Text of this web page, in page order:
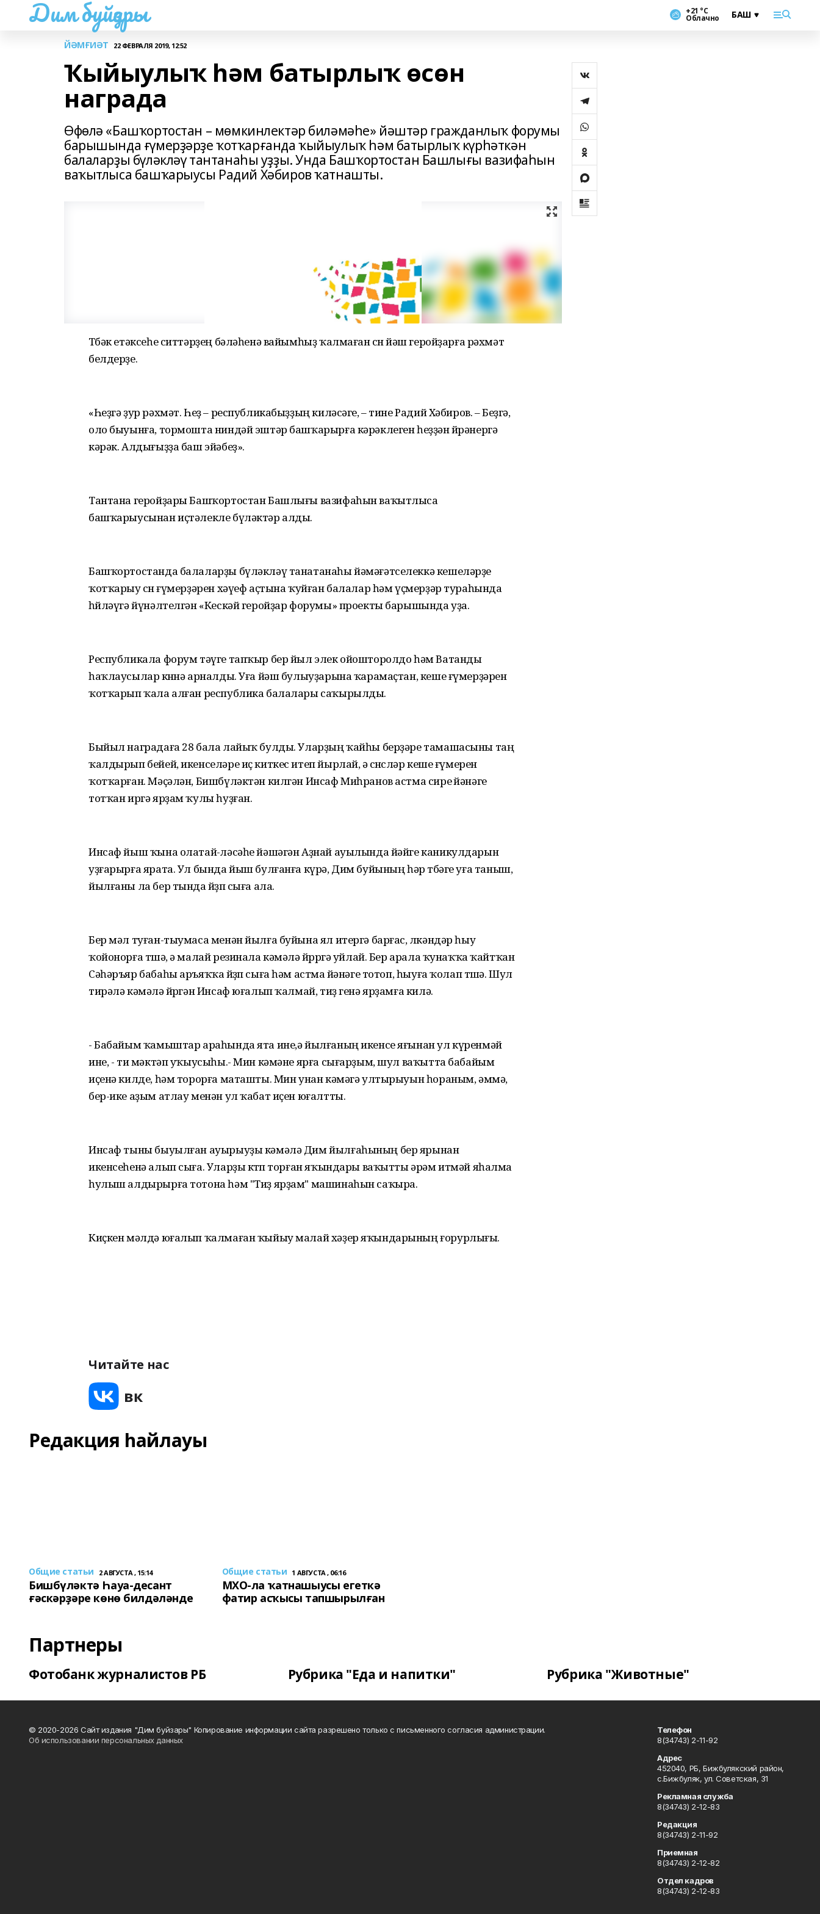
Дим буйҙары +21 °С
Облачно
ЙӘМҒИӘТ 22 ФЕВРАЛЯ 2019, 12:52
Ҡыйыулыҡ һәм батырлыҡ өсөн
награда
Өфөлә «Башҡортостан – мөмкинлектәр биләмәһе» йәштәр гражданлыҡ форумы
барышында ғүмерҙәрҙе ҡотҡарғанда ҡыйыулыҡ һәм батырлыҡ күрһәткән
балаларҙы бүләкләү тантанаһы уҙҙы. Унда Башҡортостан Башлығы вазифаһын
ваҡытлыса башҡарыусы Радий Хәбиров ҡатнашты.
Төбәк етәксеһе ситтәрҙең бәләһенә вайымһыҙ ҡалмаған өсөн йәш геройҙарға рәхмәт
белдерҙе.
«Һеҙгә ҙур рәхмәт. Һеҙ – республикабыҙҙың киләсәге, – тине Радий Хәбиров. – Беҙгә,
оло быуынға, тормошта ниндәй эштәр башҡарырға кәрәклеген һеҙҙән өйрәнергә
кәрәк. Алдығыҙҙа баш эйәбеҙ».
Тантана геройҙары Башҡортостан Башлығы вазифаһын ваҡытлыса
башҡарыусынан иҫтәлекле бүләктәр алды.
Башҡортостанда балаларҙы бүләкләү танатанаһы йәмәғәтселеккә кешеләрҙе
ҡотҡарыу өсөн ғүмерҙәрен хәүеф аҫтына ҡуйған балалар һәм үҫмерҙәр тураһында
һөйләүгә йүнәлтелгән «Кескәй геройҙар форумы» проекты барышында уҙа.
Республикала форум тәүге тапҡыр бер йыл элек ойошторолдо һәм Ватанды
һаҡлаусылар көнөнә арналды. Уға йәш булыуҙарына ҡарамаҫтан, кеше ғүмерҙәрен
ҡотҡарып ҡала алған республика балалары саҡырылды.
Быйыл наградаға 28 бала лайыҡ булды. Уларҙың ҡайһы берҙәре тамашасыны таң
ҡалдырып бейей, икенселәре иҫ киткес итеп йырлай, ә өсөнсөләр кеше ғүмерен
ҡотҡарған. Мәҫәлән, Бишбүләктән килгән Инсаф Миһранов астма сире өйәнәге
тотҡан иргә ярҙам ҡулы һуҙған.
Инсаф йыш ҡына олатай-өләсәһе йәшәгән Аҙнай ауылында йәйге каникулдарын
уҙғарырға ярата. Ул бында йыш булғанға күрә, Дим буйының һәр төбәге уға таныш,
йылғаны ла бер тында йөҙөп сыға ала.
Бер мәл туған-тыумаса менән йылға буйына ял итергә барғас, өлкәндәр һыу
ҡойонорға төшә, ә малай резинала кәмәлә йөрөргә уйлай. Бер арала ҡунаҡҡа ҡайтҡан
Сәһәръяр бабаһы аръяҡҡа йөҙөп сыға һәм астма өйәнәге тотоп, һыуға ҡолап төшә. Шул
тирәлә кәмәлә йөрөгән Инсаф юғалып ҡалмай, тиҙ генә ярҙамға килә.
- Бабайым ҡамыштар араһында ята ине,ә йылғаның икенсе яғынан ул күренмәй
ине, - ти мәктәп уҡыусыһы.- Мин кәмәне ярға сығарҙым, шул ваҡытта бабайым
иҫенә килде, һәм торорға маташты. Мин унан кәмәгә ултырыуын һораным, әммә,
бер-ике аҙым атлау менән ул ҡабат иҫен юғалтты.
Инсаф тыны быуылған ауырыуҙы кәмәлә Дим йылғаһының бер ярынан
икенсеһенә алып сыға. Уларҙы көтөп торған яҡындары ваҡытты әрәм итмәй яһалма
һулыш алдырырға тотона һәм "Тиҙ ярҙам" машинаһын саҡыра.
Киҫкен мәлдә юғалып ҡалмаған ҡыйыу малай хәҙер яҡындарының ғорурлығы.
Читайте нас
Редакция һайлауы
Общие статьи 2 АВГУСТА , 15:14
Бишбүләктә Һауа-десант
ғәскәрҙәре көнө билдәләнде
Общие статьи 1 АВГУСТА , 06:16
МХО-ла ҡатнашыусы егеткә
фатир асҡысы тапшырылған
Партнеры
Фотобанк журналистов РБ Рубрика "Еда и напитки" Рубрика "Животные"
© 2020-2026 Сайт издания "Дим буйзары" Копирование информации сайта разрешено только с письменного согласия администрации.
Об использовании персональных данных
Телефон
8(34743) 2-11-92
Адрес
452040, РБ, Бижбулякский район,
с.Бижбуляк, ул. Советская, 31
Рекламная служба
8(34743) 2-12-83
Редакция
8(34743) 2-11-92
Приемная
8(34743) 2-12-82
Отдел кадров
8(34743) 2-12-83